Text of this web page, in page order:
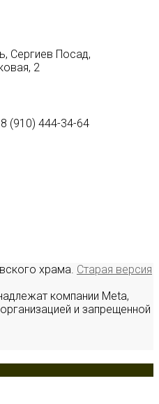
Сергиев Посад,
2
(910) 444-34-64
храма. Старая версия
компании Meta,
и запрещенной